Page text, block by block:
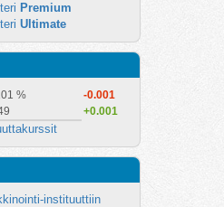
Premium
Ultimate
% -0.001
+0.001
instituuttiin